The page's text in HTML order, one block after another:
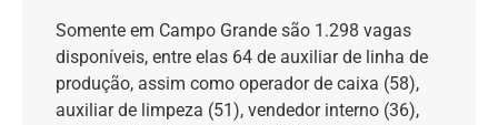
Somente em Campo Grande são 1.298 vagas
disponíveis, entre elas 64 de auxiliar de linha de
produção, assim como operador de caixa (58),
auxiliar de limpeza (51), vendedor interno (36),